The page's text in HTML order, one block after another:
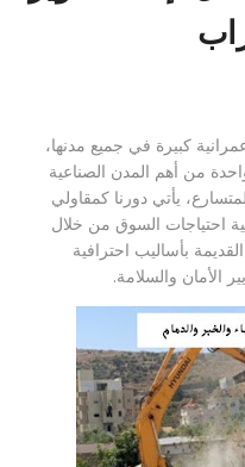
كبيرة في جميع مدنها،
من أهم المدن الصناعية
يأتي دورنا كمقاولي
احتياجات السوق من خلال
بأساليب احترافية
الأمان والسلامة.